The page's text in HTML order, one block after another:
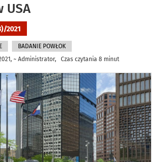
USA
2021
BADANIE POWŁOK
~ Administrator, Czas czytania 8 minut